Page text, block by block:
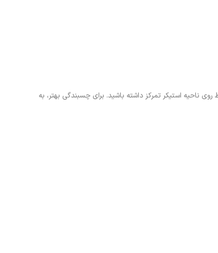
استیکر تمرکز داشته باشید. برای چسبندگی بهتر، به